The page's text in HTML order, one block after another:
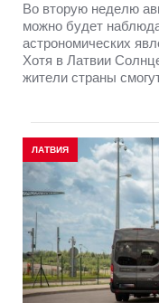
Во вторую неделю
можно будет
астрономических
Хотя в Латвии
жители страны
ЛАТВИЯ